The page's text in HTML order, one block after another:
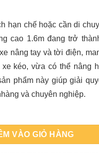
hạn chế hoặc cần di
cao 1.6m đang trở
nâng tay và tời điện,
kéo, vừa có thể nâng
phẩm này giúp giải
và chuyên nghiệp.
số lượng
VÀO GIỎ HÀNG